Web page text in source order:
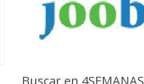
Buscar en 4SEMANAS